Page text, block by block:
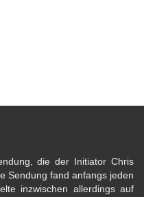
die der Initiator Chris
Sendung fand anfangs jeden
inzwischen allerdings auf